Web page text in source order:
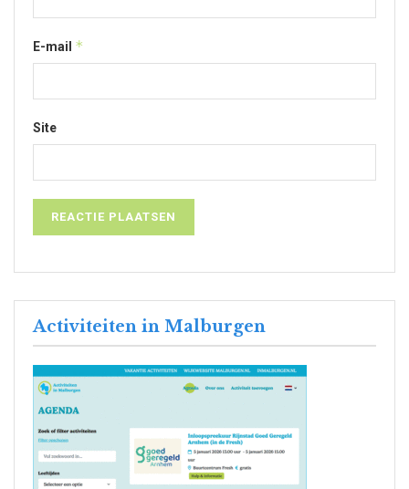
E-mail *
Site
Activiteiten in Malburgen